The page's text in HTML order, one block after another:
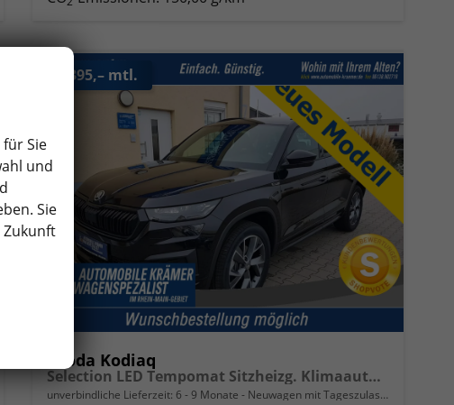
ab 395,– mtl.
Skoda Kodiaq
Selection LED Tempomat Sitzheizg. Klimaauto 17"
unverbindliche Lieferzeit: 6 - 9 Monate Neuwagen mit Tageszulassung
Sie
und
Sie
Zukunft